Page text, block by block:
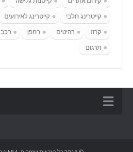
קייטרינג חלבי
קייטרינג לאירועים
קרוז
רהיטים רחפן רכב
תרגום